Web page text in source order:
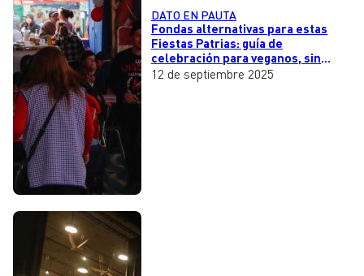
DATO EN PAUTA
Fondas alternativas para estas
Fiestas Patrias: guía de
celebración para veganos, sin
gluten, K-Pop y más
12 de septiembre 2025